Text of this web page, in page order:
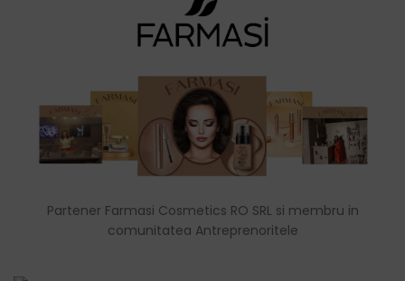
Partener Farmasi Cosmetics RO SRL si membru in
comunitatea Antreprenoritele